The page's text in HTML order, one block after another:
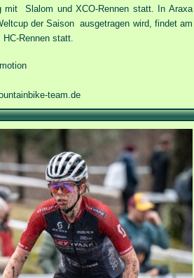
mit Slalom und XCO-Rennen statt.
In Araxa
der Saison ausgetragen wird, findet am
Rennen statt.
team.de